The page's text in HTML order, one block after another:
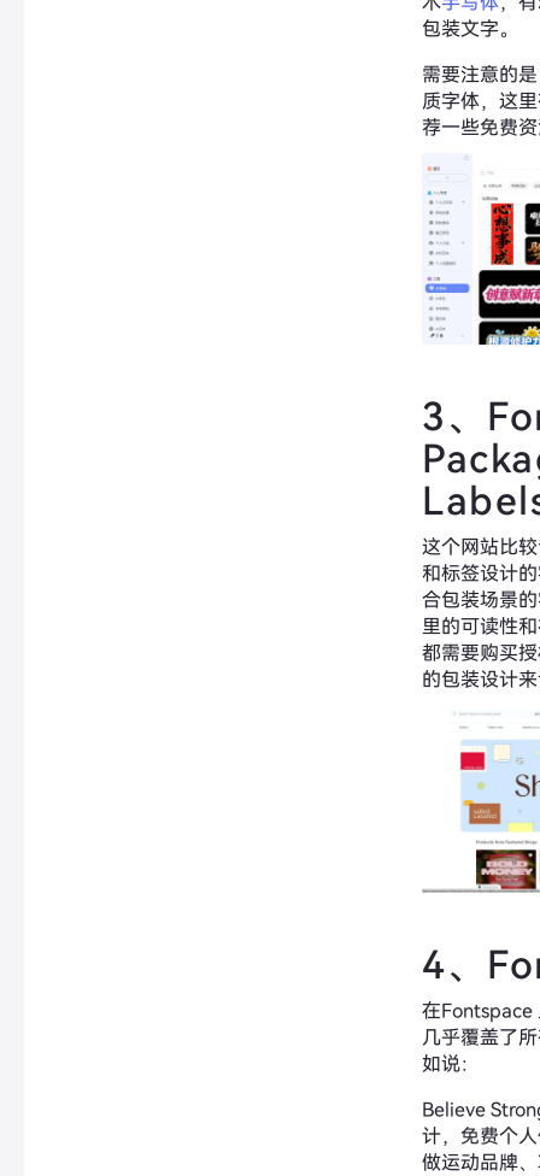
包装文字。
需要注意的
质字体，这
荐一些免费
3、
这个网站比
和标签设计
合包装场景
里的可读性
都需要购买
的包装设计
4、
在Fontspace
几乎覆盖了
如说：
Believe
计，免费个
做运动品牌